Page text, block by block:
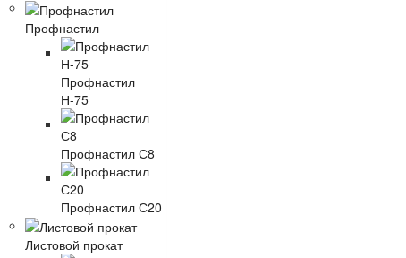
Профнастил
Профнастил
Н-75
Профнастил С8
Профнастил С20
Листовой прокат